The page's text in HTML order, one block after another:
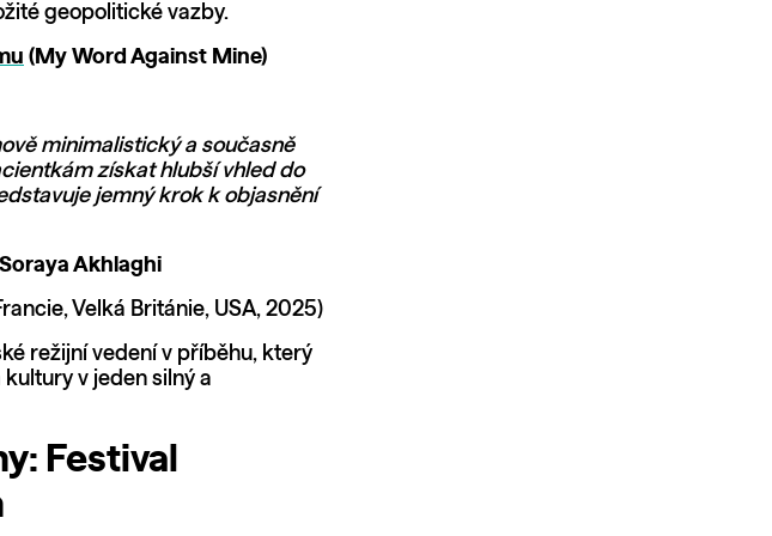
geopolitické vazby.
(My Word Against Mine)
minimalistický a současně
získat hlubší vhled do
jemný krok k objasnění
Akhlaghi
Velká Británie, USA, 2025)
režijní vedení v příběhu, který
v jeden silný a
Festival